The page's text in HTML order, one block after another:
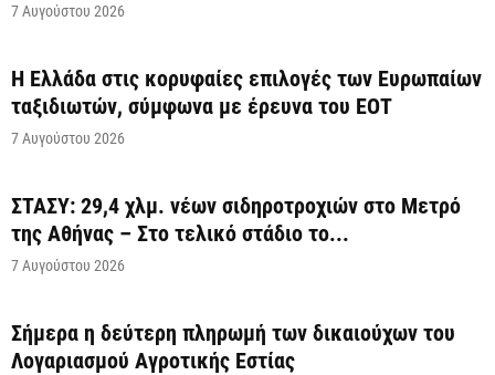
7 Αυγούστου 2026
Η Ελλάδα στις κορυφαίες επιλογές των Ευρωπαίων
ταξιδιωτών, σύμφωνα με έρευνα του ΕΟΤ
7 Αυγούστου 2026
ΣΤΑΣΥ: 29,4 χλμ. νέων σιδηροτροχιών στο Μετρό
της Αθήνας – Στο τελικό στάδιο το...
7 Αυγούστου 2026
Σήμερα η δεύτερη πληρωμή των δικαιούχων του
Λογαριασμού Αγροτικής Εστίας